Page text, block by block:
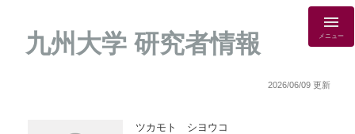
九州大学 研究者情報 メニュー
2026/06/09 更新
ツカモト シヨウコ